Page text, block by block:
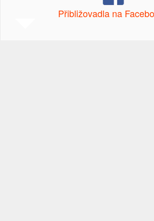
Přibližovadla na